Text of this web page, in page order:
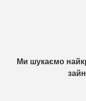
Ми шукаємо